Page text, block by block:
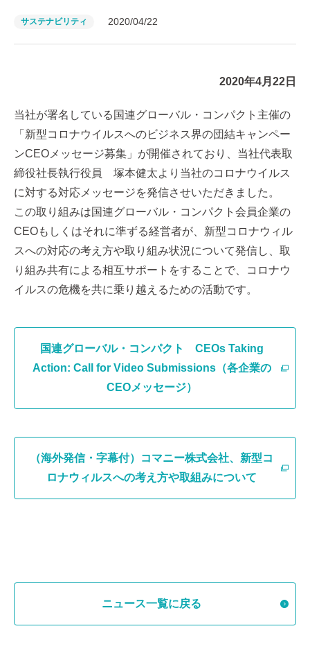
サステナビリティ 2020/04/22
2020年4月22日
当社が署名している国連グローバル・コンパクト主催の
「新型コロナウイルスへのビジネス界の団結キャンペー
ンCEOメッセージ募集」が開催されており、当社代表取
締役社長執行役員 塚本健太より当社のコロナウイルス
に対する対応メッセージを発信させいただきました。
この取り組みは国連グローバル・コンパクト会員企業の
CEOもしくはそれに準ずる経営者が、新型コロナウィル
スへの対応の考え⽅や取り組み状況について発信し、取
り組み共有による相互サポートをすることで、コロナウ
イルスの危機を共に乗り越えるための活動です。
国連グローバル・コンパクト CEOs Taking
Action: Call for Video Submissions（各企業の
CEOメッセージ）
（海外発信・字幕付）コマニー株式会社、新型コ
ロナウィルスへの考え方や取組みについて
ニュース一覧に戻る